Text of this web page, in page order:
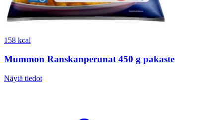
158 kcal
Mummon Ranskanperunat 450 g pakaste
Näytä tiedot